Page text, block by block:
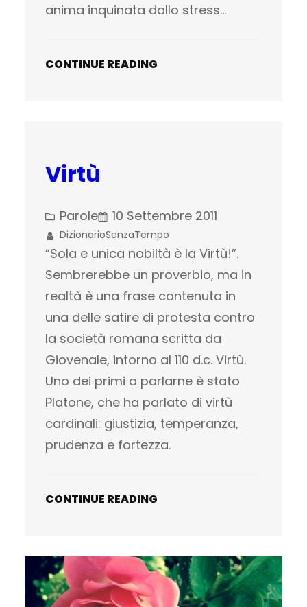
anima inquinata dallo stress…
CONTINUE READING
Virtù
Parole 10 Settembre 2011
DizionarioSenzaTempo
“Sola e unica nobiltà è la Virtù!”.
Sembrerebbe un proverbio, ma in
realtà è una frase contenuta in
una delle satire di protesta contro
la società romana scritta da
Giovenale, intorno al 110 d.c. Virtù.
Uno dei primi a parlarne è stato
Platone, che ha parlato di virtù
cardinali: giustizia, temperanza,
prudenza e fortezza.
CONTINUE READING